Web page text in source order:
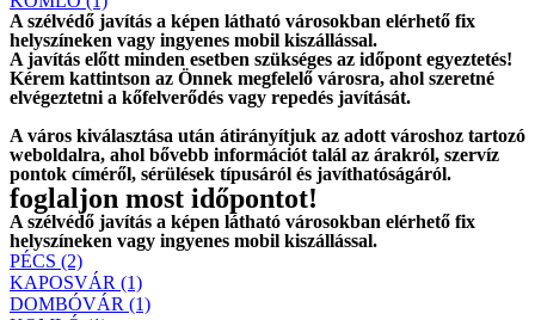
A szélvédő javítás a képen látható városokban elérhető fix
helyszíneken vagy ingyenes mobil kiszállással.
A javítás előtt minden esetben szükséges az időpont egyeztetés!
Kérem kattintson az Önnek megfelelő városra, ahol szeretné
elvégeztetni a kőfelverődés vagy repedés javítását.
A város kiválasztása után átirányítjuk az adott városhoz tartozó
weboldalra, ahol bővebb információt talál az árakról, szervíz
pontok címéről, sérülések típusáról és javíthatóságáról.
foglaljon most időpontot!
A szélvédő javítás a képen látható városokban elérhető fix
helyszíneken vagy ingyenes mobil kiszállással.
PÉCS (2)
KAPOSVÁR (1)
DOMBÓVÁR (1)